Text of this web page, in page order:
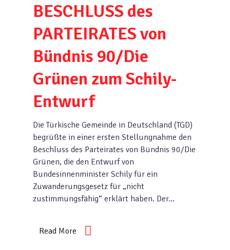
BESCHLUSS des
PARTEIRATES von
Bündnis 90/Die
Grünen zum Schily-
Entwurf
Die Türkische Gemeinde in Deutschland (TGD)
begrüßte in einer ersten Stellungnahme den
Beschluss des Parteirates von Bündnis 90/Die
Grünen, die den Entwurf von
Bundesinnenminister Schily für ein
Zuwanderungsgesetz für „nicht
zustimmungsfähig“ erklärt haben. Der…
Read More